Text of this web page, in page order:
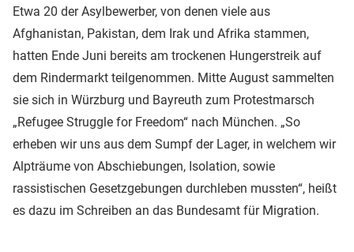
Etwa 20 der Asylbewerber, von denen viele aus
Afghanistan, Pakistan, dem Irak und Afrika stammen,
hatten Ende Juni bereits am trockenen Hungerstreik auf
dem Rindermarkt teilgenommen. Mitte August sammelten
sie sich in Würzburg und Bayreuth zum Protestmarsch
„Refugee Struggle for Freedom“ nach München. „So
erheben wir uns aus dem Sumpf der Lager, in welchem wir
Alpträume von Abschiebungen, Isolation, sowie
rassistischen Gesetzgebungen durchleben mussten“, heißt
es dazu im Schreiben an das Bundesamt für Migration.